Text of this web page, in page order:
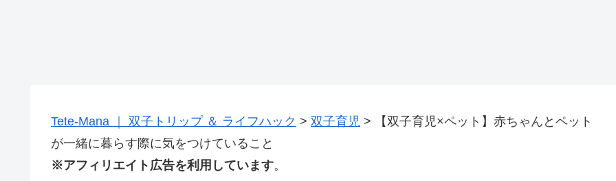
Tete-Mana ｜ 双子トリップ ＆ ライフハック > 双子育児 >
【双子育児×ペット】赤ちゃんとペット
が一緒に暮らす際に気をつけていること
※アフィリエイト広告を利用しています。